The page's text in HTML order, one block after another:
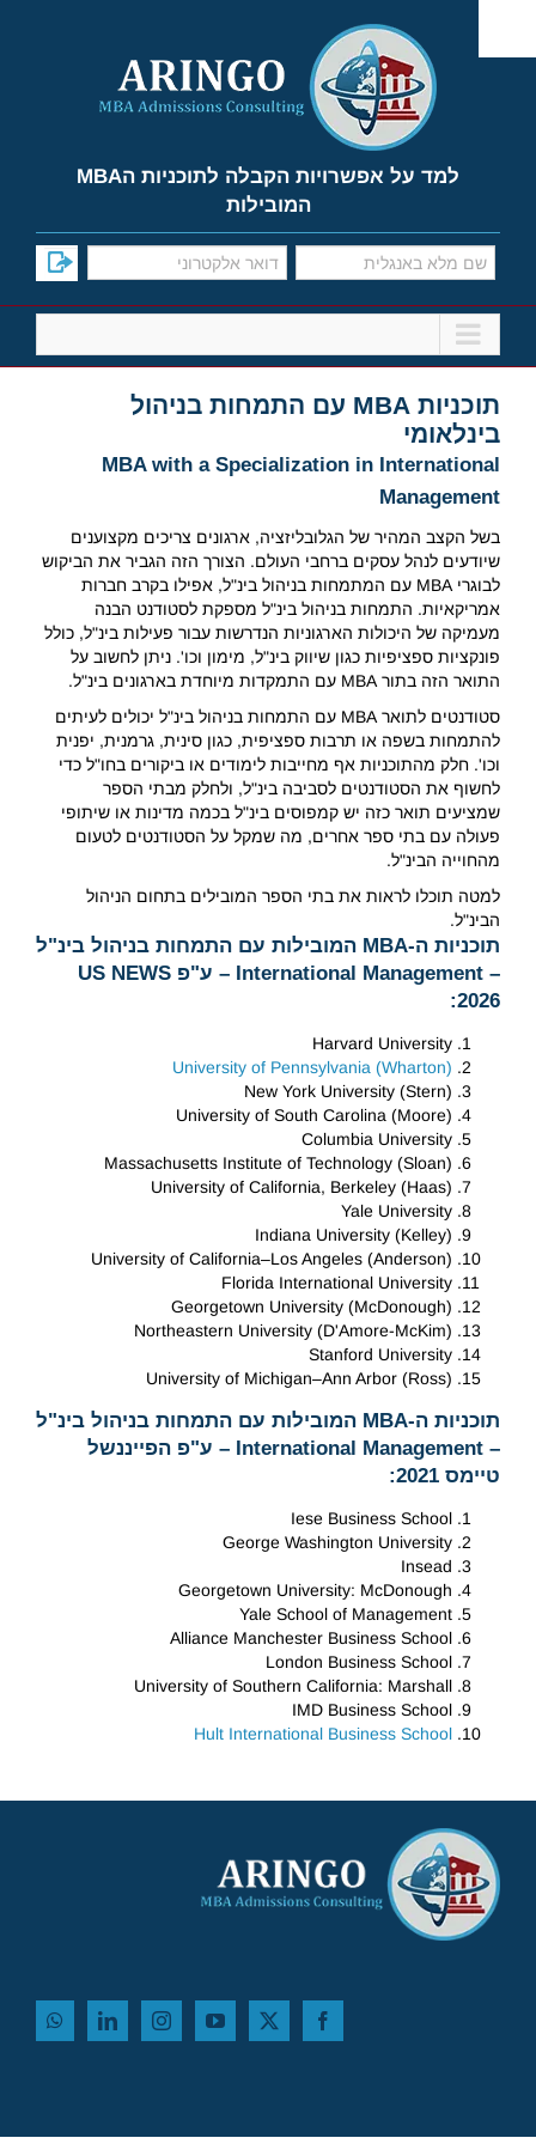
content
למד על אפשרויות הקבלה לתוכניות הMBA
המובילות
תוכניות MBA עם התמחות בניהול
בינלאומי
MBA with a Specialization in International
Management
בשל הקצב המהיר של הגלובליזציה, ארגונים צריכים מקצוענים
שיודעים לנהל עסקים ברחבי העולם. הצורך הזה הגביר את הביקוש
לבוגרי MBA עם המתמחות בניהול בינ"ל, אפילו בקרב חברות
אמריקאיות. התמחות בניהול בינ"ל מספקת לסטודנט הבנה
מעמיקה של היכולות הארגוניות הנדרשות עבור פעילות בינ"ל, כולל
פונקציות ספציפיות כגון שיווק בינ"ל, מימון וכו'. ניתן לחשוב על
התואר הזה בתור MBA עם התמקדות מיוחדת בארגונים בינ"ל.
סטודנטים לתואר MBA עם התמחות בניהול בינ"ל יכולים לעיתים
להתמחות בשפה או תרבות ספציפית, כגון סינית, גרמנית, יפנית
וכו'. חלק מהתוכניות אף מחייבות לימודים או ביקורים בחו"ל כדי
לחשוף את הסטודנטים לסביבה בינ"ל, ולחלק מבתי הספר
שמציעים תואר כזה יש קמפוסים בינ"ל בכמה מדינות או שיתופי
פעולה עם בתי ספר אחרים, מה שמקל על הסטודנטים לטעום
מהחוייה הבינ"ל.
למטה תוכלו לראות את בתי הספר המובילים בתחום הניהול
הבינ"ל.
תוכניות ה-MBA המובילות עם התמחות בניהול בינ"ל
– International Management – ע"פ US NEWS
2026:
Harvard University
University of Pennsylvania (Wharton)
New York University (Stern)
University of South Carolina (Moore)
Columbia University
Massachusetts Institute of Technology (Sloan)
University of California, Berkeley (Haas)
Yale University
Indiana University (Kelley)
University of California–Los Angeles (Anderson)
Florida International University
Georgetown University (McDonough)
Northeastern University (D'Amore-McKim)
Stanford University
University of Michigan–Ann Arbor (Ross)
תוכניות ה-MBA המובילות עם התמחות בניהול בינ"ל
– International Management – ע"פ הפייננשל
טיימס 2021:
Iese Business School
George Washington University
Insead
Georgetown University: McDonough
Yale School of Management
Alliance Manchester Business School
London Business School
University of Southern California: Marshall
IMD Business School
Hult International Business School